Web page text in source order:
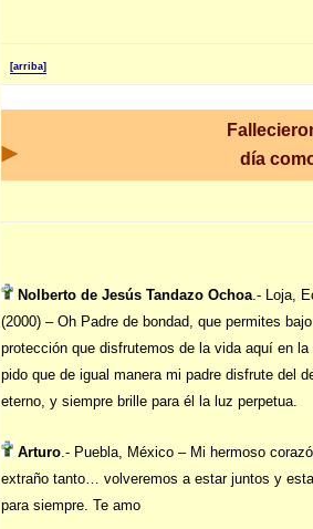
[arriba]
día
Nolberto de Jesús Tandazo Ochoa .- Loja,
(2000) – Oh Padre de bondad, que permites
protección que disfrutemos de la vida aquí en la
pido que de igual manera mi padre disfrute del
eterno, y siempre brille para él la luz perpetua.
Arturo.- Puebla, México – Mi hermoso
extraño tanto… volveremos a estar juntos y
para siempre. Te amo